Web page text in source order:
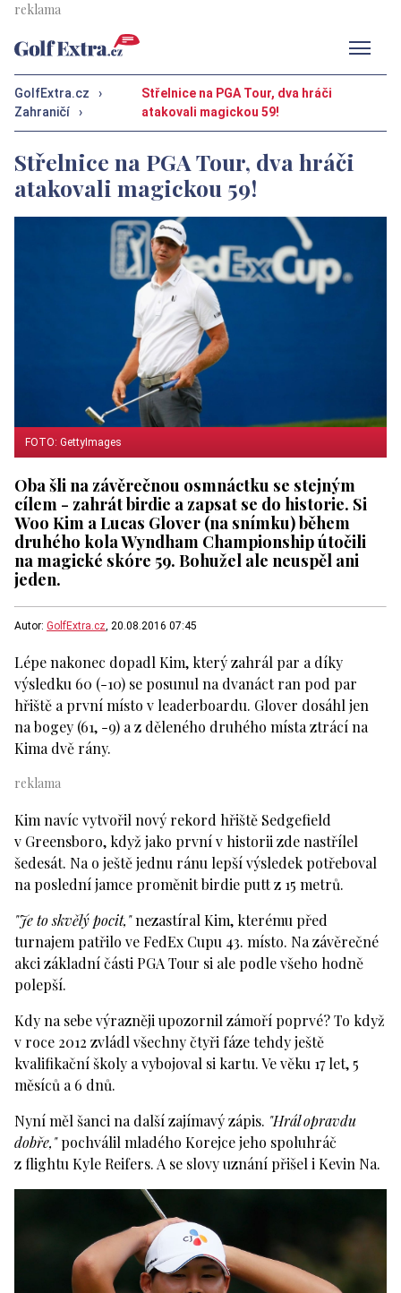
GolfExtra.cz
›
Zahraničí
›
Střelnice na PGA Tour, dva hráči
atakovali magickou 59!
Střelnice na PGA Tour, dva hráči
atakovali magickou 59!
FOTO: GettyImages
Oba šli na závěrečnou osmnáctku se stejným
cílem - zahrát birdie a zapsat se do historie. Si
Woo Kim a Lucas Glover (na snímku) během
druhého kola Wyndham Championship útočili
na magické skóre 59. Bohužel ale neuspěl ani
jeden.
Autor: GolfExtra.cz, 20.08.2016 07:45
Lépe nakonec dopadl Kim, který zahrál par a díky
výsledku 60 (-10) se posunul na dvanáct ran pod par
hřiště a první místo v leaderboardu. Glover dosáhl jen
na bogey (61, -9) a z děleného druhého místa ztrácí na
Kima dvě rány.
Kim navíc vytvořil nový rekord hřiště Sedgefield
v Greensboro, když jako první v historii zde nastřílel
šedesát. Na o ještě jednu ránu lepší výsledek potřeboval
na poslední jamce proměnit birdie putt z 15 metrů.
"Je to skvělý pocit,"nezastíral Kim, kterému před
turnajem patřilo ve FedEx Cupu 43. místo. Na závěrečné
akci základní části PGA Tour si ale podle všeho hodně
polepší.
Kdy na sebe výrazněji upozornil zámoří poprvé? To když
v roce 2012 zvládl všechny čtyři fáze tehdy ještě
kvalifikační školy a vybojoval si kartu. Ve věku 17 let, 5
měsíců a 6 dnů.
Nyní měl šanci na další zajímavý zápis. "Hrál opravdu
dobře,"pochválil mladého Korejce jeho spoluhráč
z flightu Kyle Reifers. A se slovy uznání přišel i Kevin Na.